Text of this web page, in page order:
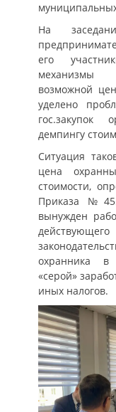
На
его
механизмы
возможной
уделено
гос.закупок
демпингу
Ситуация
цена
стоимости,
Приказа
вынужден
охранника в
«серой»
иных налогов.